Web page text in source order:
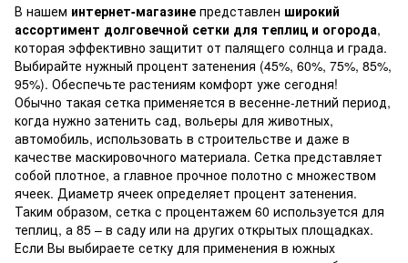
В нашем интернет-магазине представлен широкий
ассортимент долговечной сетки для теплиц и огорода,
которая эффективно защитит от палящего солнца и града.
Выбирайте нужный процент затенения (45%, 60%, 75%, 85%,
95%). Обеспечьте растениям комфорт уже сегодня!
Обычно такая сетка применяется в весенне-летний период,
когда нужно затенить сад, вольеры для животных,
автомобиль, использовать в строительстве и даже в
качестве маскировочного материала. Сетка представляет
собой плотное, а главное прочное полотно с множеством
ячеек. Диаметр ячеек определяет процент затенения.
Таким образом, сетка с процентажем 60 используется для
теплиц, а 85 – в саду или на других открытых площадках.
Если Вы выбираете сетку для применения в южных